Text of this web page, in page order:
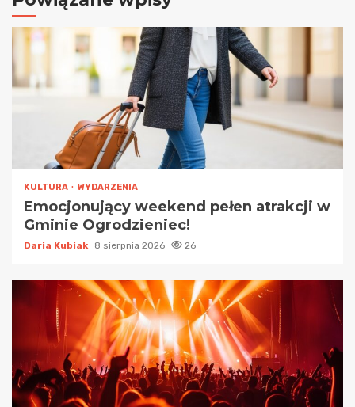
KULTURA WYDARZENIA
Emocjonujący weekend pełen atrakcji w
Gminie Ogrodzieniec!
Daria Kubiak 8 sierpnia 2026 26